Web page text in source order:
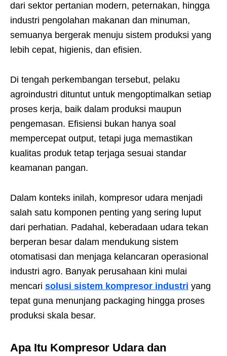
dari sektor pertanian modern, peternakan, hingga
industri pengolahan makanan dan minuman,
semuanya bergerak menuju sistem produksi yang
lebih cepat, higienis, dan efisien.
Di tengah perkembangan tersebut, pelaku
agroindustri dituntut untuk mengoptimalkan setiap
proses kerja, baik dalam produksi maupun
pengemasan. Efisiensi bukan hanya soal
mempercepat output, tetapi juga memastikan
kualitas produk tetap terjaga sesuai standar
keamanan pangan.
Dalam konteks inilah, kompresor udara menjadi
salah satu komponen penting yang sering luput
dari perhatian. Padahal, keberadaan udara tekan
berperan besar dalam mendukung sistem
otomatisasi dan menjaga kelancaran operasional
industri agro. Banyak perusahaan kini mulai
mencari solusi sistem kompresor industri yang
tepat guna menunjang packaging hingga proses
produksi skala besar.
Apa Itu Kompresor Udara dan